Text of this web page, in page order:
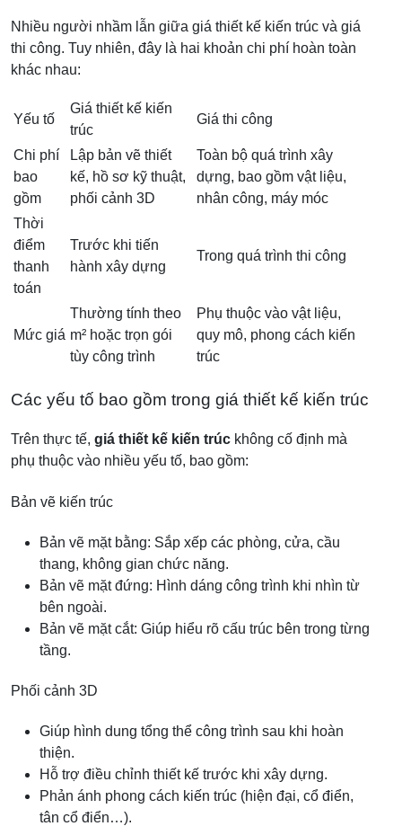
Nhiều người nhầm lẫn giữa giá thiết kế kiến trúc và giá
thi công. Tuy nhiên, đây là hai khoản chi phí hoàn toàn
khác nhau:
Yếu tố
Giá thiết kế kiến
trúc
Giá thi công
Chi phí
bao
gồm
Lập bản vẽ thiết
kế, hồ sơ kỹ thuật,
phối cảnh 3D
Toàn bộ quá trình xây
dựng, bao gồm vật liệu,
nhân công, máy móc
Thời
điểm
thanh
toán
Trước khi tiến
hành xây dựng
Trong quá trình thi công
Mức giá
Thường tính theo
m² hoặc trọn gói
tùy công trình
Phụ thuộc vào vật liệu,
quy mô, phong cách kiến
trúc
Các yếu tố bao gồm trong giá thiết kế kiến trúc
Trên thực tế, giá thiết kế kiến trúc không cố định mà
phụ thuộc vào nhiều yếu tố, bao gồm:
Bản vẽ kiến trúc
Bản vẽ mặt bằng: Sắp xếp các phòng, cửa, cầu
thang, không gian chức năng.
Bản vẽ mặt đứng: Hình dáng công trình khi nhìn từ
bên ngoài.
Bản vẽ mặt cắt: Giúp hiểu rõ cấu trúc bên trong từng
tầng.
Phối cảnh 3D
Giúp hình dung tổng thể công trình sau khi hoàn
thiện.
Hỗ trợ điều chỉnh thiết kế trước khi xây dựng.
Phản ánh phong cách kiến trúc (hiện đại, cổ điển,
tân cổ điển…).